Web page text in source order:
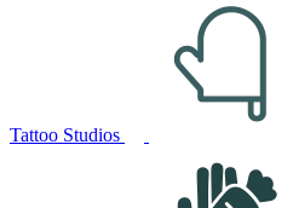
Tattoo Studios